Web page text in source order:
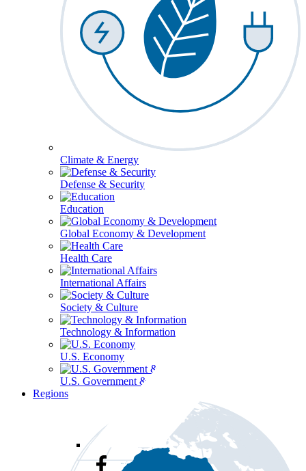
Climate & Energy
Defense & Security
Education
Global Economy & Development
Health Care
International Affairs
Society & Culture
Technology & Information
U.S. Economy
U.S. Government & Politics
Regions